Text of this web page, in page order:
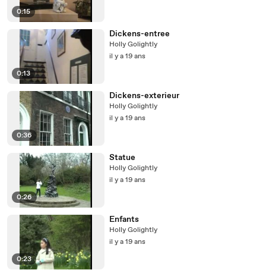
0:15
0:13
Dickens-entree
Holly Golightly
il y a 19 ans
0:36
Dickens-exterieur
Holly Golightly
il y a 19 ans
0:26
Statue
Holly Golightly
il y a 19 ans
0:23
Enfants
Holly Golightly
il y a 19 ans